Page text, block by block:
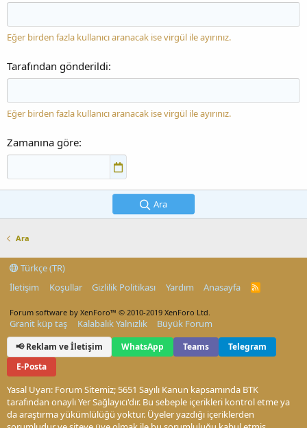
Eğer birden fazla kullanıcı aranacak ise virgül ile ayırınız.
Tarafından gönderildi
Eğer birden fazla kullanıcı aranacak ise virgül ile ayırınız.
Zamanına göre
Ara
Ara
Türkçe (TR)
İletişim
Koşullar Gizlilik Politikası Yardım Anasayfa
R
Forum software by XenForo™ © 2010-2019 XenForo Ltd.
Granit küp taş Kalabalık Yalnızlık Büyük Forum
📢 Reklam ve İletişim WhatsApp Teams
Telegram
E-Posta
Yasal Uyarı: Forum Sitemiz; 5651 Sayılı Kanun kapsamında BTK
tarafından onaylı Yer Sağlayıcı'dır. Bu sebeple içerikleri kontrol etme ya
da araştırma yükümlülüğü yoktur. Üyeler yazdığı içeriklerden